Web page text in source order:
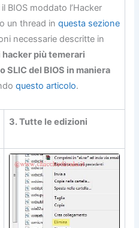
BIOS moddato l’Hacker
un thread inquesta sezione
necessarie descritte in
hacker più temerari
del BIOS in maniera
questo articolo.
3. Tutte le edizioni